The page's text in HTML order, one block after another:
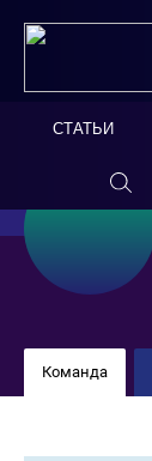
СТАТЬИ
Команда